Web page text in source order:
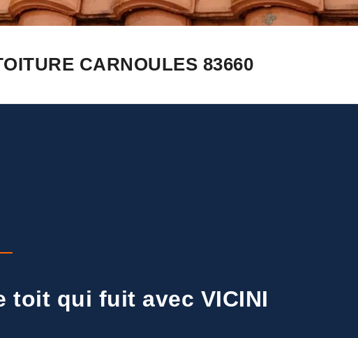
CARNOULES 83660
toit qui fuit avec VICINI